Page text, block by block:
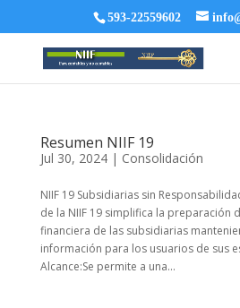
593-22559602
Resumen NIIF 19
Jul 30, 2024| Consolidación
NIIF 19 Subsidiarias sin
de la NIIF 19 simplifica la preparación
financiera de las subsidiarias
información para los usuarios de sus
Alcance:Se permite a una...